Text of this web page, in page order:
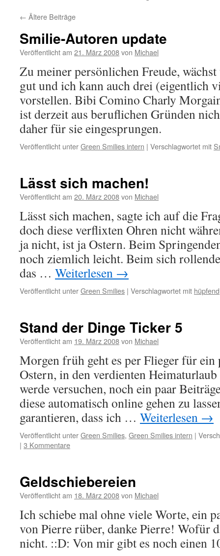
← Ältere Beiträge
Smilie-Autoren update
Veröffentlicht am 21. März 2008von Michael
Zu meiner persönlichen Freude,
gut und ich kann auch drei (eigentlich
vorstellen. Bibi Comino Charly
ist derzeit aus beruflichen Gründen
daher für sie eingesprungen.
Veröffentlicht unterGreen Smilies intern | Verschlagwortet mit
Lässt sich machen!
Veröffentlicht am 20. März 2008von Michael
Lässt sich machen, sagte ich auf die
doch diese verflixten Ohren nicht
ja nicht, ist ja Ostern. Beim
noch ziemlich leicht. Beim sich
das … Weiterlesen →
Veröffentlicht unterGreen Smilies | Verschlagwortet mit hüpfend
Stand der Dinge Ticker 5
Veröffentlicht am 19. März 2008von Michael
Morgen früh geht es per Flieger für ein
Ostern, in den verdienten
werde versuchen, noch ein paar
diese automatisch online gehen zu
garantieren, dass ich … Weiterlesen →
Veröffentlicht unterGreen Smilies, Green Smilies intern |
| 3 Kommentare
Geldschiebereien
Veröffentlicht am 18. März 2008von Michael
Ich schiebe mal ohne viele Worte, ein
von Pierre rüber, danke Pierre! Wofür
nicht. ::D: Von mir gibt es noch einen